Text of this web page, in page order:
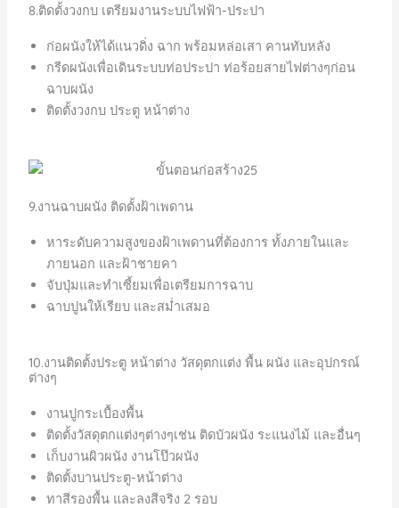
8.ติดตั้งวงกบ เตรียมงานระบบไฟฟ้า-ประปา
ก่อผนังให้ได้แนวดิ่ง ฉาก พร้อมหล่อเสา คานทับหลัง
กรีดผนังเพื่อเดินระบบท่อประปา ท่อร้อยสายไฟต่างๆก่อน
ฉาบผนัง
ติดตั้งวงกบ ประตู หน้าต่าง
9.งานฉาบผนัง ติดตั้งฝ้าเพดาน
หาระดับความสูงของฝ้าเพดานที่ต้องการ ทั้งภายในและ
ภายนอก และฝ้าชายคา
จับปุ่มและทำเซี้ยมเพื่อเตรียมการฉาบ
ฉาบปูนให้เรียบ และสม่ำเสมอ
10.งานติดตั้งประตู หน้าต่าง วัสดุตกแต่ง พื้น ผนัง และอุปกรณ์
ต่างๆ
งานปูกระเบื้องพื้น
ติดตั้งวัสดุตกแต่งๆต่างๆเช่น ติดบัวผนัง ระแนงไม้ และอื่นๆ
เก็บงานผิวผนัง งานโป๊วผนัง
ติดตั้งบานประตู-หน้าต่าง
ทาสีรองพื้น และลงสีจริง 2 รอบ